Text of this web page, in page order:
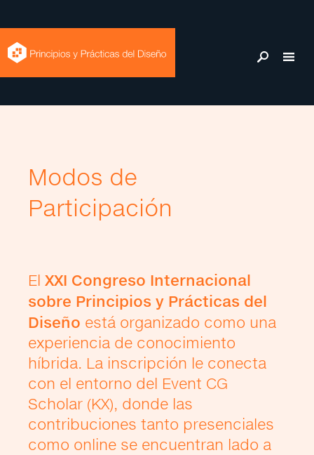
Modos de
Participación
El XXI Congreso Internacional
sobre Principios y Prácticas del
Diseño está organizado como una
experiencia de conocimiento
híbrida. La inscripción le conecta
con el entorno del Event CG
Scholar (KX), donde las
contribuciones tanto presenciales
como online se encuentran lado a